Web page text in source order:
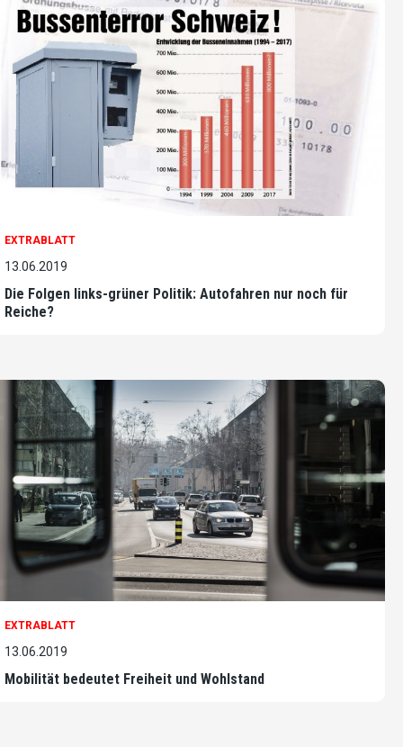
EXTRABLATT
13.06.2019
Die Folgen links-grüner Politik: Autofahren nur noch für
Reiche?
EXTRABLATT
13.06.2019
Mobilität bedeutet Freiheit und Wohlstand